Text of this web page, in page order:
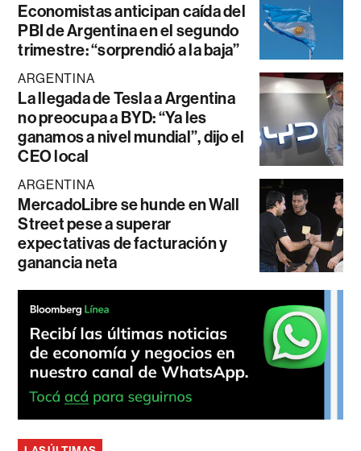
Economistas anticipan caída del
PBI de Argentina en el segundo
trimestre: “sorprendió a la baja”
ARGENTINA
La llegada de Tesla a Argentina
no preocupa a BYD: “Ya les
ganamos a nivel mundial”, dijo el
CEO local
ARGENTINA
MercadoLibre se hunde en Wall
Street pese a superar
expectativas de facturación y
ganancia neta